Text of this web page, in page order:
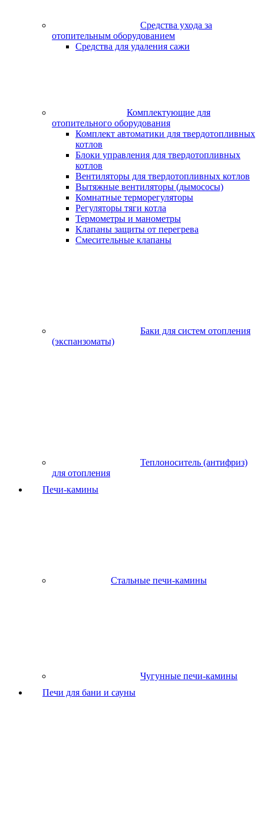
Средства ухода за
отопительным оборудованием
Средства для удаления сажи
Комплектующие для
отопительного оборудования
Комплект автоматики для твердотопливных
котлов
Блоки управления для твердотопливных
котлов
Вентиляторы для твердотопливных котлов
Вытяжные вентиляторы (дымососы)
Комнатные терморегуляторы
Регуляторы тяги котла
Термометры и манометры
Клапаны защиты от перегрева
Смесительные клапаны
Баки для систем отопления
(экспанзоматы)
Теплоноситель (антифриз)
для отопления
Печи-камины
Стальные печи-камины
Чугунные печи-камины
Печи для бани и сауны